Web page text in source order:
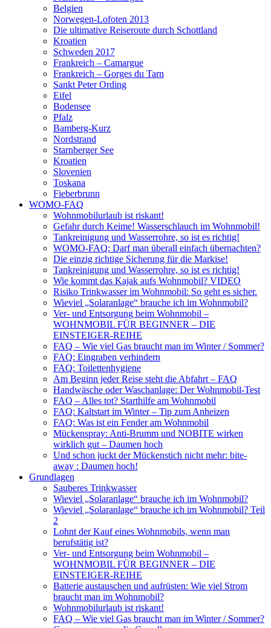
Belgien
Norwegen-Lofoten 2013
Die ultimative Reiseroute durch Schottland
Kroatien
Schweden 2017
Frankreich – Camargue
Frankreich – Gorges du Tarn
Sankt Peter Ording
Eifel
Bodensee
Pfalz
Bamberg-Kurz
Nordstrand
Starnberger See
Kroatien
Slovenien
Toskana
Fieberbrunn
WOMO-FAQ
Wohnmobilurlaub ist riskant!
Gefahr durch Keime! Wasserschlauch im Wohnmobil!
Tankreinigung und Wasserrohre, so ist es richtig!
WOMO-FAQ: Darf man überall einfach übernachten?
Die einzig richtige Sicherung für die Markise!
Tankreinigung und Wasserrohre, so ist es richtig!
Wie kommt das Kajak aufs Wohnmobil? VIDEO
Risiko Trinkwasser im Wohnmobil: So geht es sicher.
Wieviel „Solaranlage“ brauche ich im Wohnmobil?
Ver- und Entsorgung beim Wohnmobil –
WOHNMOBIL FÜR BEGINNER – DIE
EINSTEIGER-REIHE
FAQ – Wie viel Gas braucht man im Winter / Sommer?
FAQ: Eingraben verhindern
FAQ: Toilettenhygiene
Am Beginn jeder Reise steht die Abfahrt – FAQ
Handwäsche oder Waschanlage: Der Wohnmobil-Test
FAQ – Alles tot? Starthilfe am Wohnmobil
FAQ: Kaltstart im Winter – Tip zum Anheizen
FAQ: Was ist ein Fender am Wohnmobil
Mückenspray: Anti-Brumm und NOBITE wirken
wirklich gut – Daumen hoch
Und schon juckt der Mückenstich nicht mehr: bite-
away : Daumen hoch!
Grundlagen
Sauberes Trinkwasser
Wieviel „Solaranlage“ brauche ich im Wohnmobil?
Wieviel „Solaranlage“ brauche ich im Wohnmobil? Teil
2
Lohnt der Kauf eines Wohnmobils, wenn man
berufstätig ist?
Ver- und Entsorgung beim Wohnmobil –
WOHNMOBIL FÜR BEGINNER – DIE
EINSTEIGER-REIHE
Batterie austauschen und aufrüsten: Wie viel Strom
braucht man im Wohnmobil?
Wohnmobilurlaub ist riskant!
FAQ – Wie viel Gas braucht man im Winter / Sommer?